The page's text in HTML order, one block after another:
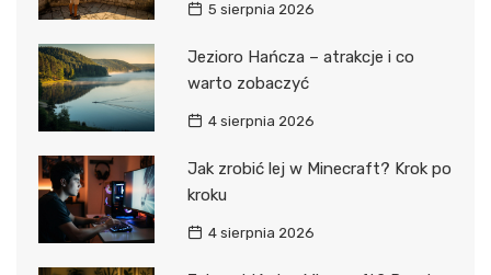
5 sierpnia 2026
Jezioro Hańcza – atrakcje i co
warto zobaczyć
4 sierpnia 2026
Jak zrobić lej w Minecraft? Krok po
kroku
4 sierpnia 2026